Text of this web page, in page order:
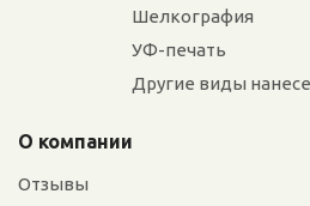
Шелкография
УФ-печать
Другие виды
О компании
Отзывы